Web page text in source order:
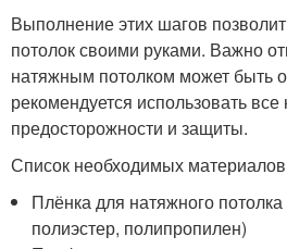
Выполнение этих шагов
потолок своими руками. Важно
натяжным потолком может быть
рекомендуется использовать
предосторожности и защиты.
Список необходимых
Плёнка для натяжного
полиэстер, полипропилен)